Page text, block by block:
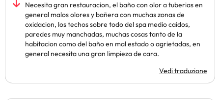
Necesita gran restauracion, el baño con olor a tuberias en
general malos olores y bañera con muchas zonas de
oxidacion, los techos sobre todo del spa medio caidos,
paredes muy manchadas, muchas cosas tanto de la
habitacion como del baño en mal estado o agrietadas, en
general necesita una gran limpieza de cara.
Vedi traduzione